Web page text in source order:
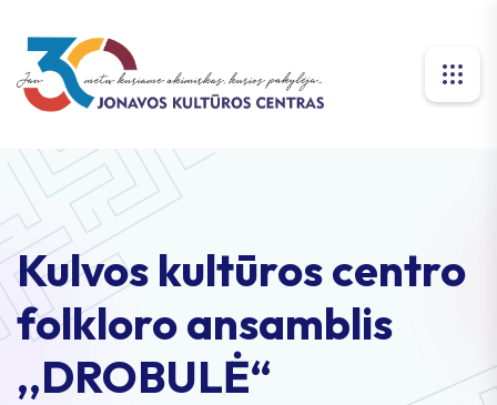
Kulvos kultūros centro
folkloro ansamblis
,,DROBULĖ“